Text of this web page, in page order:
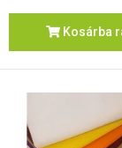
Kosárba